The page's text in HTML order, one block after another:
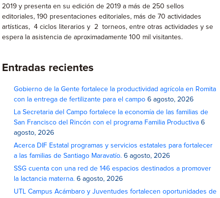
2019 y presenta en su edición de 2019 a más de 250 sellos
editoriales, 190 presentaciones editoriales, más de 70 actividades
artísticas, 4 ciclos literarios y 2 torneos, entre otras actividades y se
espera la asistencia de aproximadamente 100 mil visitantes.
Entradas recientes
Gobierno de la Gente fortalece la productividad agrícola en Romita
con la entrega de fertilizante para el campo 6 agosto, 2026
La Secretaria del Campo fortalece la economía de las familias de
San Francisco del Rincón con el programa Familia Productiva 6
agosto, 2026
Acerca DIF Estatal programas y servicios estatales para fortalecer
a las familias de Santiago Maravatío. 6 agosto, 2026
SSG cuenta con una red de 146 espacios destinados a promover
la lactancia materna. 6 agosto, 2026
UTL Campus Acámbaro y Juventudes fortalecen oportunidades de